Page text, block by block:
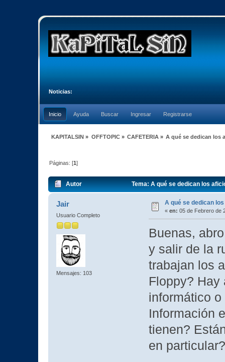
Noticias:
Inicio Ayuda Buscar Ingresar Registrarse
KAPITALSIN » OFFTOPIC» CAFETERIA» A qué se dedican los
Páginas: [1]
Autor Tema: A qué se dedican los
Jair
Usuario Completo
Mensajes: 103
A qué se dedican
« en: 05 de Febrero de
Buenas,
y salir de la
trabajan los
Floppy? Hay
informático
Información
tienen?
en